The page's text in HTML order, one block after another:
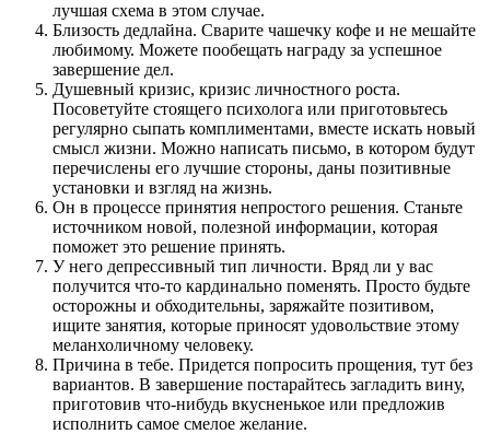
лучшая схема в этом случае.
Близость дедлайна. Сварите чашечку кофе и не мешайте
любимому. Можете пообещать награду за успешное
завершение дел.
Душевный кризис, кризис личностного роста.
Посоветуйте стоящего психолога или приготовьтесь
регулярно сыпать комплиментами, вместе искать новый
смысл жизни. Можно написать письмо, в котором будут
перечислены его лучшие стороны, даны позитивные
установки и взгляд на жизнь.
Он в процессе принятия непростого решения. Станьте
источником новой, полезной информации, которая
поможет это решение принять.
У него депрессивный тип личности. Вряд ли у вас
получится что-то кардинально поменять. Просто будьте
осторожны и обходительны, заряжайте позитивом,
ищите занятия, которые приносят удовольствие этому
меланхоличному человеку.
Причина в тебе. Придется попросить прощения, тут без
вариантов. В завершение постарайтесь загладить вину,
приготовив что-нибудь вкусненькое или предложив
исполнить самое смелое желание.